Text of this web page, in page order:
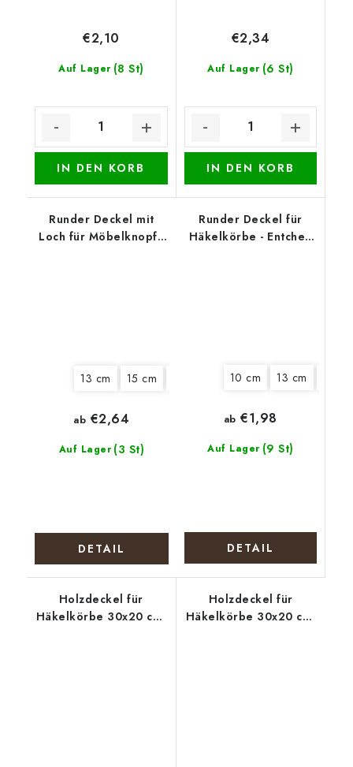
Auf Lager (8 St)
€2,10
IN DEN KORB
Auf Lager (6 St)
€2,34
IN DEN KORB
Runder Deckel mit
Loch für Möbelknopf -
13 cm 15 cm 20 cm
Auf Lager (3 St)
ab €2,64
DETAIL
Runder Deckel für
Häkelkörbe - Entchen
10 cm 13 cm
Auf Lager (9 St)
ab €1,98
DETAIL
Holzdeckel für
Häkelkörbe 30x20 cm,
Holzdeckel für
Häkelkörbe 30x20 cm,